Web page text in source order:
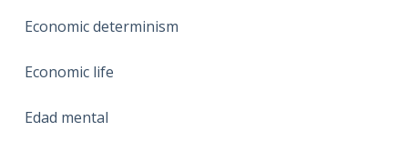
Economic determinism
Economic life
Edad mental